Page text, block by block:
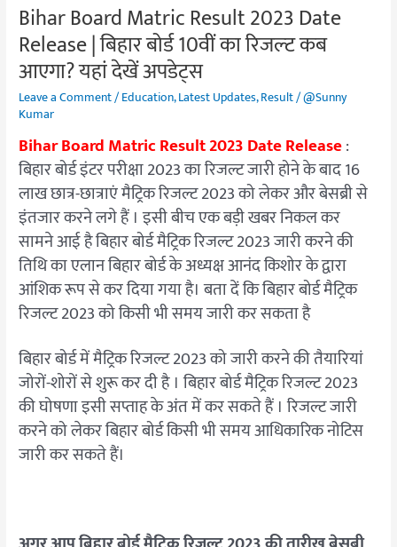
Bihar Board Matric Result 2023 Date
Release | बिहार बोर्ड 10वीं का रिजल्‍ट कब
आएगा? यहां देखें अपडेट्स
Leave a Comment/Education,Latest Updates,Result/@Sunny
Kumar
Bihar Board Matric Result 2023 Date Release:
बिहार बोर्ड इंटर परीक्षा 2023 का रिजल्ट जारी होने के बाद 16
लाख छात्र-छात्राएं मैट्रिक रिजल्ट 2023 को लेकर और बेसब्री से
इंतजार करने लगे हैं । इसी बीच एक बड़ी खबर निकल कर
सामने आई है बिहार बोर्ड मैट्रिक रिजल्ट 2023 जारी करने की
तिथि का एलान बिहार बोर्ड के अध्यक्ष आनंद किशोर के द्वारा
आंशिक रूप से कर दिया गया है। बता दें कि बिहार बोर्ड मैट्रिक
रिजल्ट 2023 को किसी भी समय जारी कर सकता है
बिहार बोर्ड में मैट्रिक रिजल्ट 2023 को जारी करने की तैयारियां
जोरों-शोरों से शुरू कर दी है । बिहार बोर्ड मैट्रिक रिजल्ट 2023
की घोषणा इसी सप्ताह के अंत में कर सकते हैं । रिजल्ट जारी
करने को लेकर बिहार बोर्ड किसी भी समय आधिकारिक नोटिस
जारी कर सकते हैं।
रिजल्‍ट
कब
आएगा?
यहां
देखें
अपडेट्स